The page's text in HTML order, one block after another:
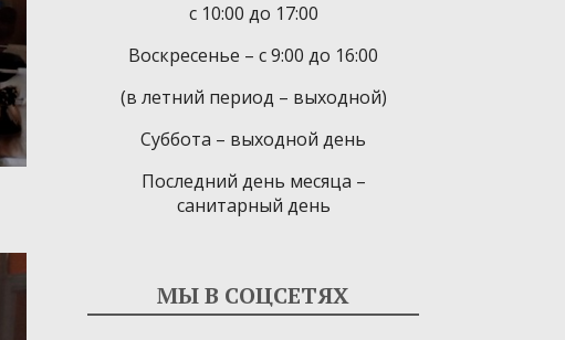
с 10:00 до 17:00
Воскресенье – с 9:00 до 16:00
(в летний период – выходной)
Суббота – выходной день
Последний день месяца –
санитарный день
МЫ В СОЦСЕТЯХ